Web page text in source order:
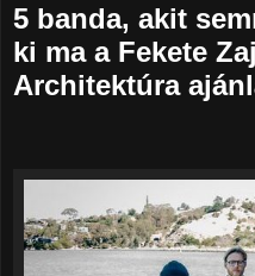
5 banda, akit
ki ma a Fekete
Architektúra